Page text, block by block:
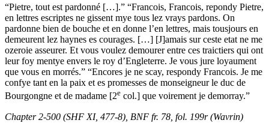
“Pietre, tout est pardonné […].” “Francois, Francois, repondy Pietre,
en lettres escriptes ne gissent mye tous lez vrays pardons. On
pardonne bien de bouche et en donne l’en lettres, mais tousjours en
demeurent lez haynes es courages. […] [J]amais sur ceste etat ne me
ozeroie asseurer. Et vous voulez demourer entre ces traictiers qui ont
leur foy mentye envers le roy d’Engleterre. Je vous jure loyaument
que vous en morrés.” “Encores je ne scay, respondy Francois. Je me
confye tant en la paix et es promesses de monseigneur le duc de
Bourgongne et de madame [2e col.] que voirement je demorray.”
Chapter 2-500 (SHF XI, 477-8), BNF fr. 78, fol. 199r (Wavrin)